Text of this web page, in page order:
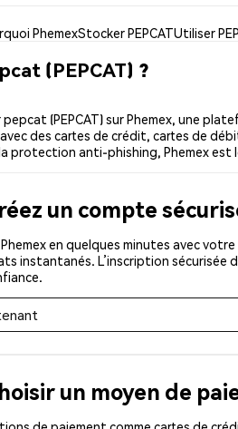
PhemexStocker PEPCATUtiliser
(PEPCAT) ?
(PEPCAT) sur Phemex, une
avec des cartes de crédit, cartes de
protection anti-phishing, Phemex
un compte
en quelques minutes avec
instantanés. L’inscription sécurisée
un moyen de